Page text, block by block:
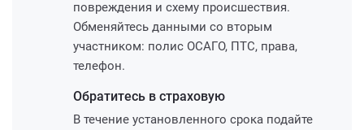
повреждения и схему происшествия.
Обменяйтесь данными со вторым
участником: полис ОСАГО, ПТС, права,
телефон.
Обратитесь в страховую
В течение установленного срока подайте